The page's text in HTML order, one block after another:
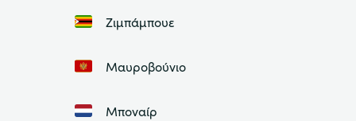
Ζιμπάμπουε
Μαυροβούνιο
Μποναίρ